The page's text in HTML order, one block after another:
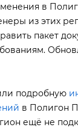
в
из этих
пакет
подробную
Полигон
ещё не